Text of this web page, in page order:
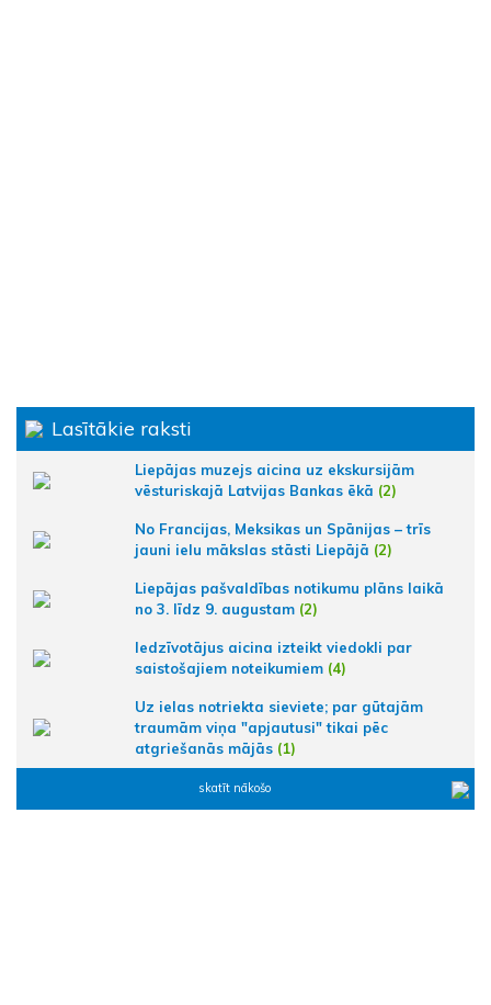
Lasītākie raksti
Liepājas muzejs aicina uz ekskursijām
vēsturiskajā Latvijas Bankas ēkā (2)
No Francijas, Meksikas un Spānijas – trīs
jauni ielu mākslas stāsti Liepājā (2)
Liepājas pašvaldības notikumu plāns laikā
no 3. līdz 9. augustam (2)
Iedzīvotājus aicina izteikt viedokli par
saistošajiem noteikumiem (4)
Uz ielas notriekta sieviete; par gūtajām
traumām viņa "apjautusi" tikai pēc
atgriešanās mājās (1)
skatīt nākošo